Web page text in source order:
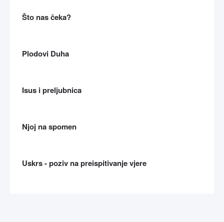
Što nas čeka?
Plodovi Duha
Isus i preljubnica
Njoj na spomen
Uskrs - poziv na preispitivanje vjere